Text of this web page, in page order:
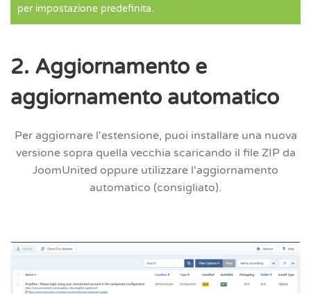
per impostazione predefinita.
2. Aggiornamento e
aggiornamento automatico
Per aggiornare l'estensione, puoi installare una nuova
versione sopra quella vecchia scaricando il file ZIP da
JoomUnited oppure utilizzare l'aggiornamento
automatico (consigliato).